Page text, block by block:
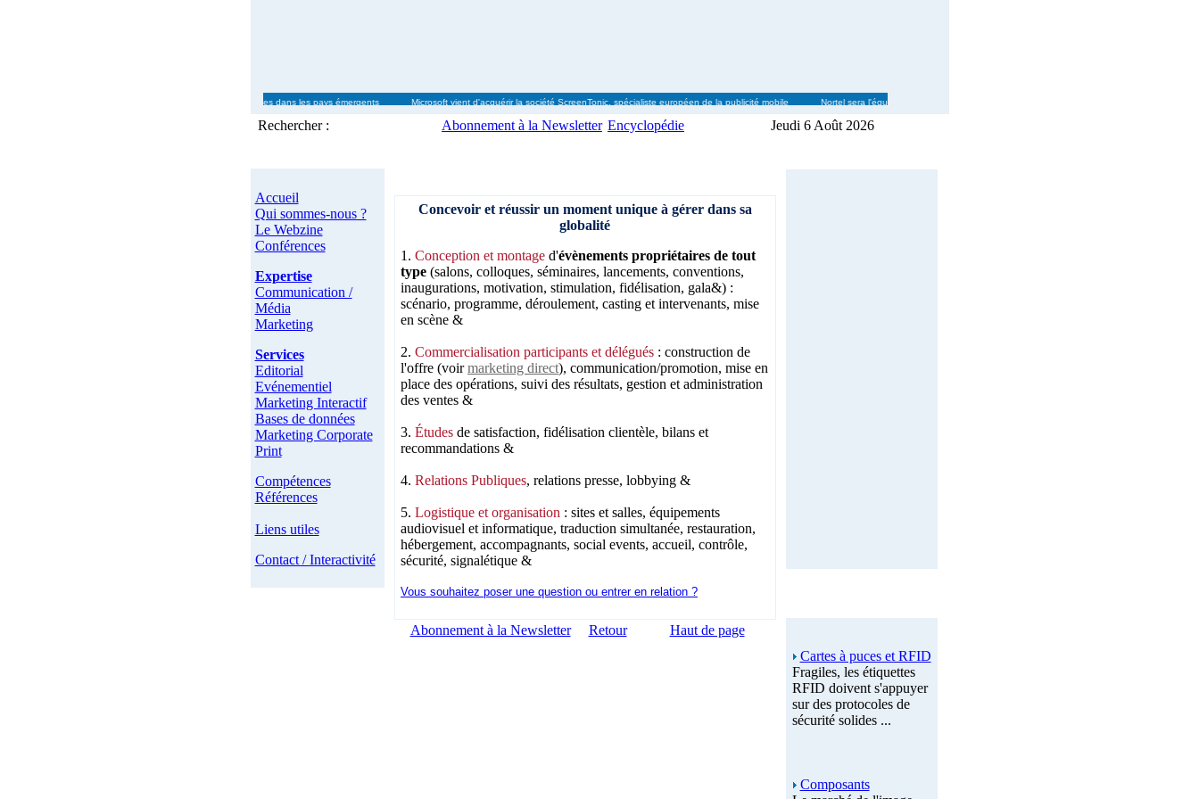
Télécom sont en progrès, grâce aux performances des ventes dans les pays émergents Microsoft vient d'acquérir la société ScreenTonic, spécialiste européen de la publicité mobile Nortel sera l'équipementier officiel en réseau convergent des Jeux d'hiver 2010
Rechercher : Abonnement à la Newsletter Encyclopédie Jeudi 6 Août 2026
Accueil
Qui sommes-nous ?
Le Webzine
Conférences
Expertise
Communication /
Média
Marketing
Services
Editorial
Evénementiel
Marketing Interactif
Bases de données
Marketing Corporate
Print
Compétences
Références
Liens utiles
Contact / Interactivité
Concevoir et réussir un moment unique à gérer dans sa
globalité
1. Conception et montage d'évènements propriétaires de tout
type (salons, colloques, séminaires, lancements, conventions,
inaugurations, motivation, stimulation, fidélisation, gala&) :
scénario, programme, déroulement, casting et intervenants, mise
en scène &
2. Commercialisation participants et délégués : construction de
l'offre (voirmarketing direct), communication/promotion, mise en
place des opérations, suivi des résultats, gestion et administration
des ventes &
3. Études de satisfaction, fidélisation clientèle, bilans et
recommandations &
4. Relations Publiques, relations presse, lobbying &
5. Logistique et organisation : sites et salles, équipements
audiovisuel et informatique, traduction simultanée, restauration,
hébergement, accompagnants, social events, accueil, contrôle,
sécurité, signalétique &
Vous souhaitez poser une question ou entrer en relation ?
Abonnement à la Newsletter Retour
Haut de page
Cartes à puces et RFID
Fragiles, les étiquettes
RFID doivent s'appuyer
sur des protocoles de
sécurité solides ...
Composants